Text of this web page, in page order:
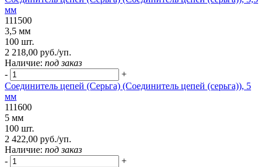
мм
111500
3,5 мм
100 шт.
2 218,00 руб./уп.
Наличие: под заказ
-
+
Соединитель цепей (Серьга) (Соединитель цепей (серьга)), 5
мм
111600
5 мм
100 шт.
2 422,00 руб./уп.
Наличие: под заказ
-
+